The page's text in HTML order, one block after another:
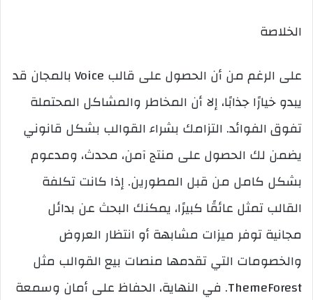
الخلاصة
على الرغم من أن الحصول على قالب Voice بالمجان قد
يبدو خيارًا جذابًا، إلا أن المخاطر والمشاكل المحتملة
تفوق الفوائد. التزامك بشراء القوالب بشكل قانوني
يضمن لك الحصول على منتج آمن، محدث، ومدعوم
بشكل كامل من قبل المطورين. إذا كانت تكلفة
القالب تمثل عائقًا كبيرًا، يمكنك البحث عن بدائل
مجانية توفر ميزات مشابهة أو انتظار العروض
والخصومات التي تقدمها منصات بيع القوالب مثل
ThemeForest. في النهاية، الحفاظ على أمان وسمعة